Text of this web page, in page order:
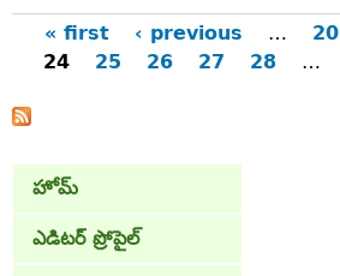
Pages
« first ‹ previous … 20
24
25 26 27 28 …
హోమ్
ఎడిటర్ ప్రోపైల్